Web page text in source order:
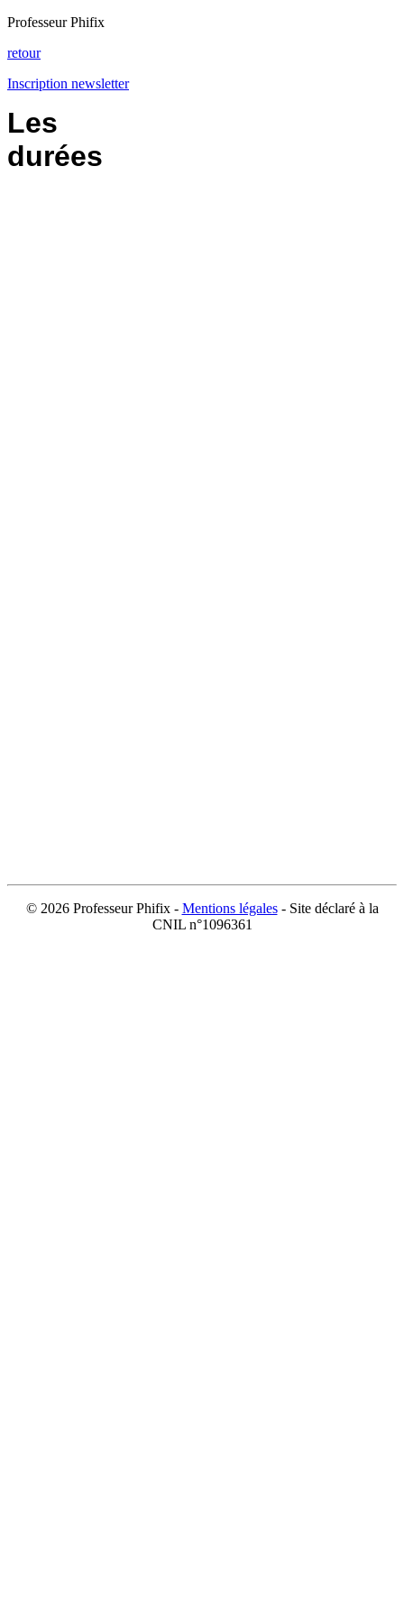
Professeur Phifix
retour
Inscription newsletter
Les
durées
© 2026 Professeur Phifix - Mentions légales- Site déclaré à la
CNIL n°1096361